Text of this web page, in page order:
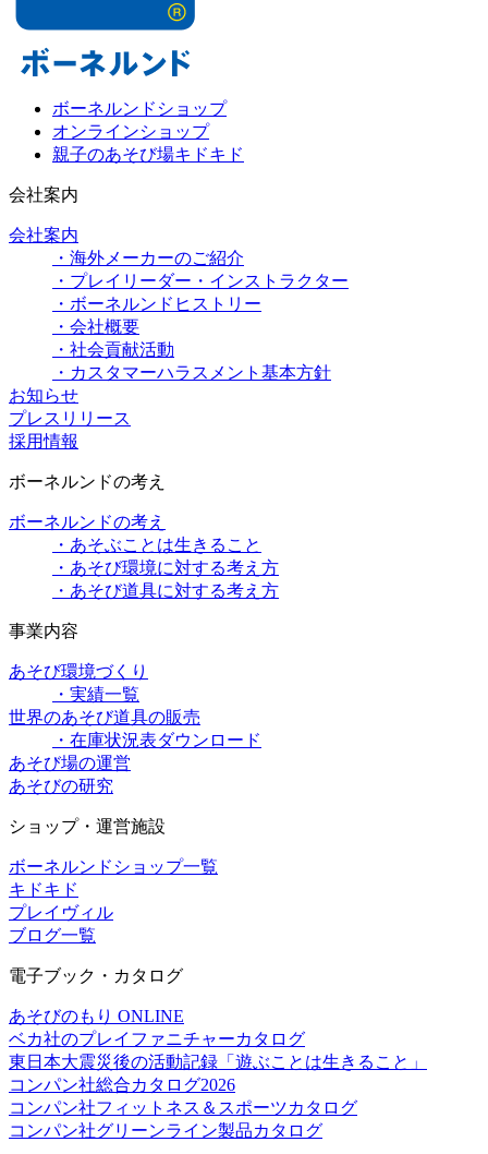
ボーネルンドショップ
オンラインショップ
親子のあそび場キドキド
会社案内
会社案内
・海外メーカーのご紹介
・プレイリーダー・インストラクター
・ボーネルンドヒストリー
・会社概要
・社会貢献活動
・カスタマーハラスメント基本方針
お知らせ
プレスリリース
採用情報
ボーネルンドの考え
ボーネルンドの考え
・あそぶことは生きること
・あそび環境に対する考え方
・あそび道具に対する考え方
事業内容
あそび環境づくり
・実績一覧
世界のあそび道具の販売
・在庫状況表ダウンロード
あそび場の運営
あそびの研究
ショップ・運営施設
ボーネルンドショップ一覧
キドキド
プレイヴィル
ブログ一覧
電子ブック・カタログ
あそびのもり ONLINE
ベカ社のプレイファニチャーカタログ
東日本大震災後の活動記録「遊ぶことは生きること」
コンパン社総合カタログ2026
コンパン社フィットネス＆スポーツカタログ
コンパン社グリーンライン製品カタログ